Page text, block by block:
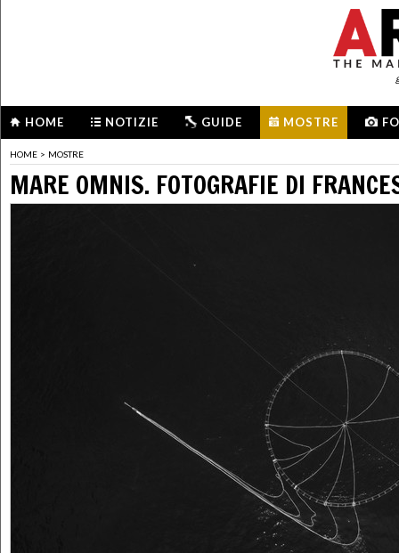
HOME NOTIZIE GUIDE MOSTRE
HOME > MOSTRE
MARE OMNIS. FOTOGRAFIE DI